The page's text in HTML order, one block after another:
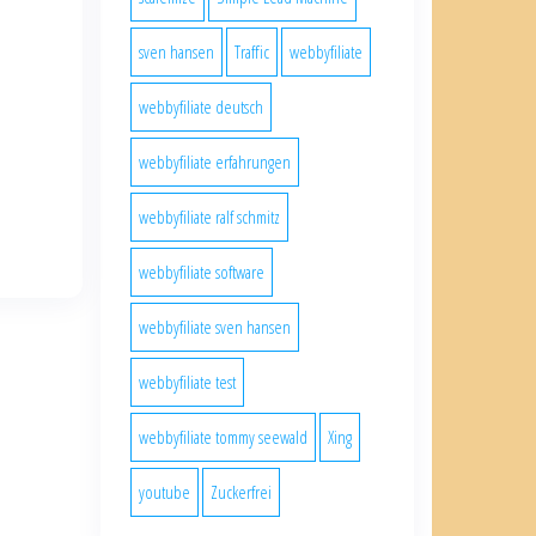
sven hansen Traffic webbyfiliate
webbyfiliate deutsch
webbyfiliate erfahrungen
webbyfiliate ralf schmitz
webbyfiliate software
webbyfiliate sven hansen
webbyfiliate test
webbyfiliate tommy seewald Xing
youtube Zuckerfrei